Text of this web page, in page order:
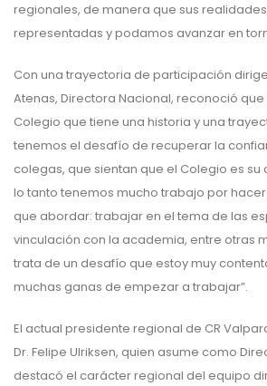
regionales, de manera que sus
representadas y podamos avanzar en
Con una trayectoria de participación
Atenas, Directora Nacional, reconoció que
Colegio que tiene una historia y una
tenemos el desafío de recuperar la
colegas, que sientan que el Colegio es su
lo tanto tenemos mucho trabajo por
que abordar: trabajar en el tema de las
vinculación con la academia, entre otras
trata de un desafío que estoy muy
muchas ganas de empezar a trabajar”.
El actual presidente regional de CR
Dr. Felipe Ulriksen, quien asume como
destacó el carácter regional del equipo